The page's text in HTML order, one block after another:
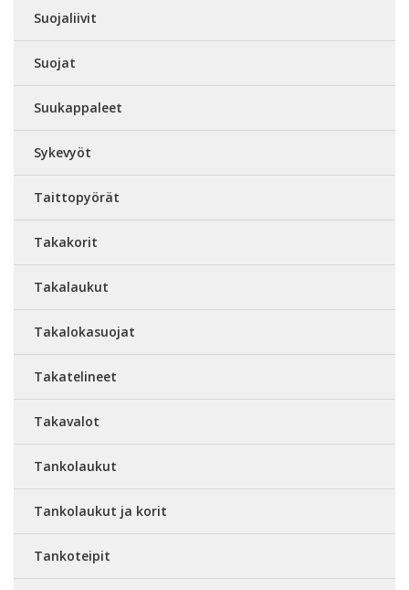
Suojaliivit
Suojat
Suukappaleet
Sykevyöt
Taittopyörät
Takakorit
Takalaukut
Takalokasuojat
Takatelineet
Takavalot
Tankolaukut
Tankolaukut ja korit
Tankoteipit